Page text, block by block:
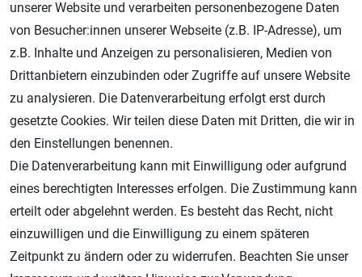
Geprüfter Shop
AGB Widerrufsrecht Datenschutz Impressum
Unsere weiteren Shops:
unserer Website und verarbeiten personenbezogene Daten
von Besucher:innen unserer Webseite (z.B. IP-Adresse), um
z.B. Inhalte und Anzeigen zu personalisieren, Medien von
Drittanbietern einzubinden oder Zugriffe auf unsere Website
zu analysieren. Die Datenverarbeitung erfolgt erst durch
gesetzte Cookies. Wir teilen diese Daten mit Dritten, die wir in
den Einstellungen benennen.
Die Datenverarbeitung kann mit Einwilligung oder aufgrund
eines berechtigten Interesses erfolgen. Die Zustimmung kann
erteilt oder abgelehnt werden. Es besteht das Recht, nicht
einzuwilligen und die Einwilligung zu einem späteren
Zeitpunkt zu ändern oder zu widerrufen. Beachten Sie unser